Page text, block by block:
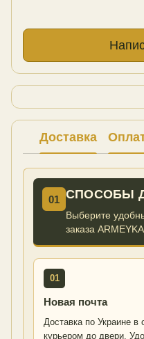
Доставка
01 СПОСОБЫ
Выберите
заказа
01
Новая почта
Доставка по Украине в
курьером до двери.